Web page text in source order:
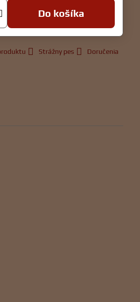
Do košíka
Strážny pes Doručenia